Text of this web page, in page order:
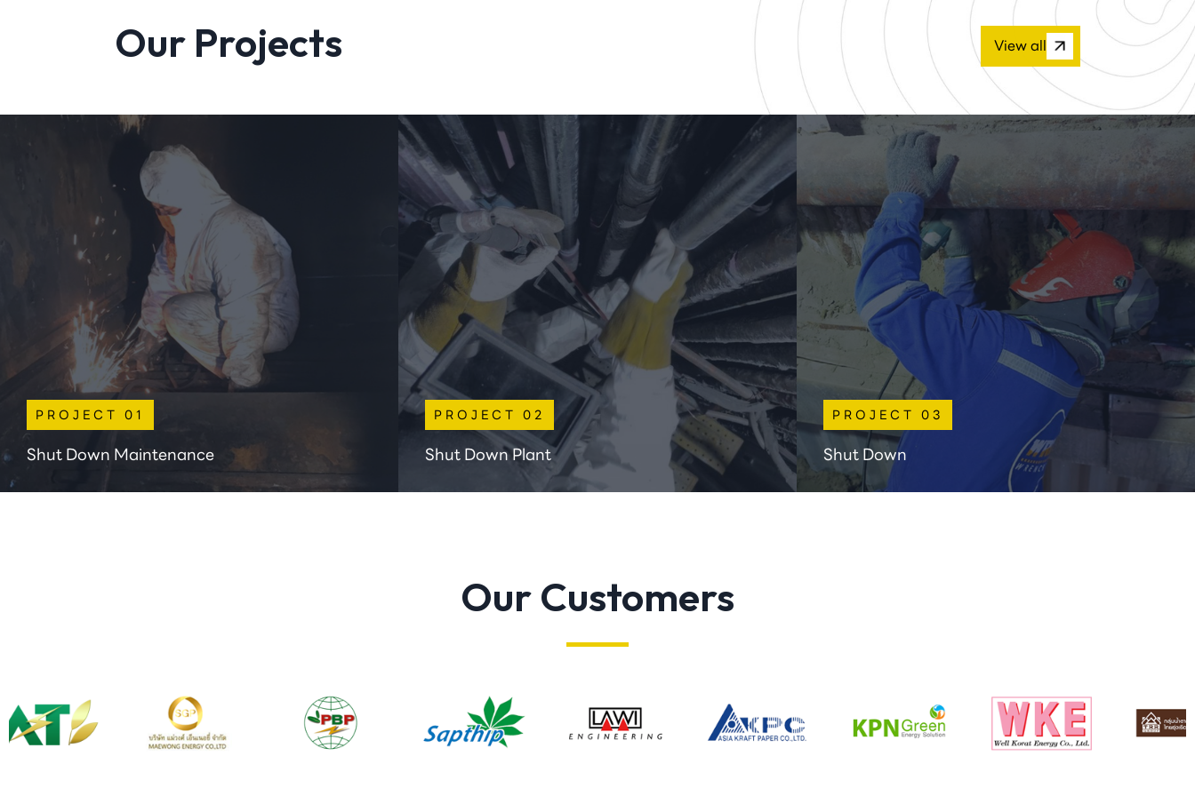
Our Projects View all
PROJECT 01
Shut Down Maintenance
PROJECT 02
Shut Down Plant
PROJECT 03
Shut Down
Our Customers